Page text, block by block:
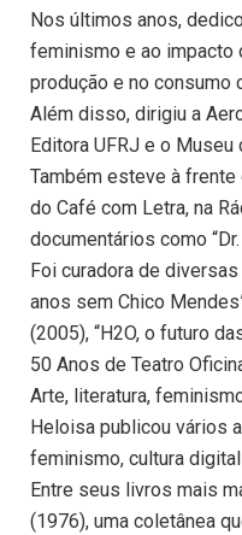
Nos últimos anos,
feminismo e ao impacto
produção e no consumo
Além disso, dirigiu a
Editora UFRJ e o
Também esteve à frente
do Café com Letra, na
documentários como
Foi curadora de
anos sem Chico
(2005), “H2O, o futuro
50 Anos de Teatro
Arte, literatura,
Heloisa publicou vários
feminismo, cultura
Entre seus livros mais
(1976), uma coletânea